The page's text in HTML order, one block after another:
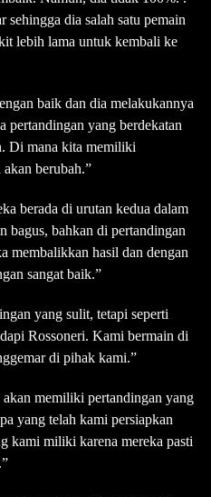
dia salah satu pemain
lebih lama untuk kembali ke
baik dan dia melakukannya
yang berdekatan
Di mana kita memiliki
berubah.”
berada di urutan kedua dalam
bagus, bahkan di pertandingan
membalikkan hasil dan dengan
sangat baik.”
yang sulit, tetapi seperti
Rossoneri. Kami bermain di
di pihak kami.”
memiliki pertandingan yang
yang telah kami persiapkan
kami miliki karena mereka pasti